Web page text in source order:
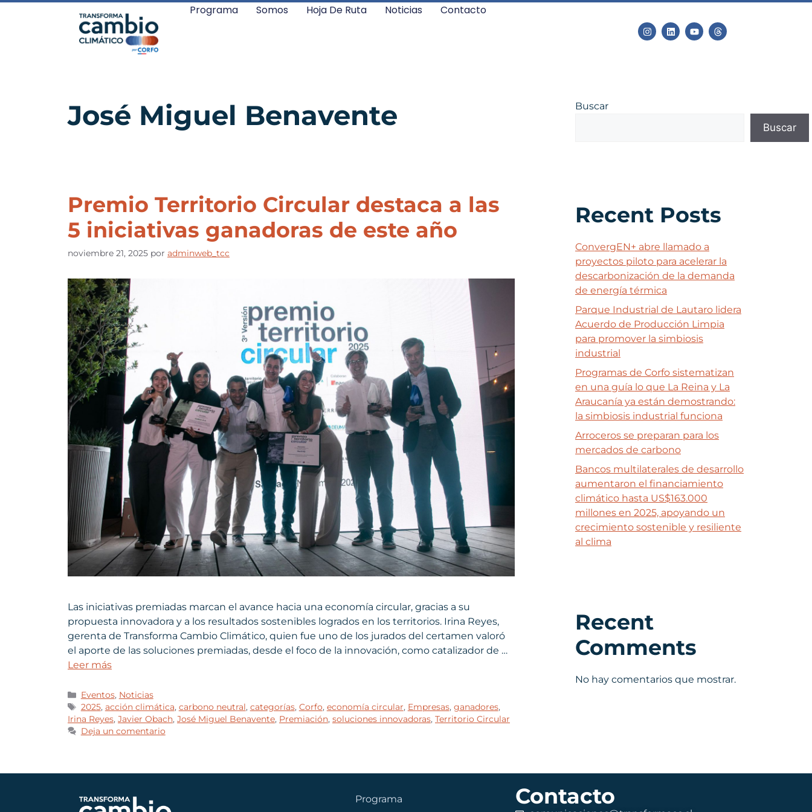
Programa Somos Hoja De Ruta Noticias Contacto
José Miguel Benavente
Premio Territorio Circular destaca a las
5 iniciativas ganadoras de este año
noviembre 21, 2025 por adminweb_tcc
Las iniciativas premiadas marcan el avance hacia una economía circular, gracias a su
propuesta innovadora y a los resultados sostenibles logrados en los territorios. Irina Reyes,
gerenta de Transforma Cambio Climático, quien fue uno de los jurados del certamen valoró
el aporte de las soluciones premiadas, desde el foco de la innovación, como catalizador de …
Leer más
Eventos, Noticias
2025, acción climática, carbono neutral, categorías, Corfo, economía circular, Empresas, ganadores,
Irina Reyes, Javier Obach, José Miguel Benavente, Premiación, soluciones innovadoras, Territorio Circular
Deja un comentario
Buscar
Buscar
Recent Posts
ConvergEN+ abre llamado a
proyectos piloto para acelerar la
descarbonización de la demanda
de energía térmica
Parque Industrial de Lautaro lidera
Acuerdo de Producción Limpia
para promover la simbiosis
industrial
Programas de Corfo sistematizan
en una guía lo que La Reina y La
Araucanía ya están demostrando:
la simbiosis industrial funciona
Arroceros se preparan para los
mercados de carbono
Bancos multilaterales de desarrollo
aumentaron el financiamiento
climático hasta US$163.000
millones en 2025, apoyando un
crecimiento sostenible y resiliente
al clima
Recent
Comments
No hay comentarios que mostrar.
Programa Contacto